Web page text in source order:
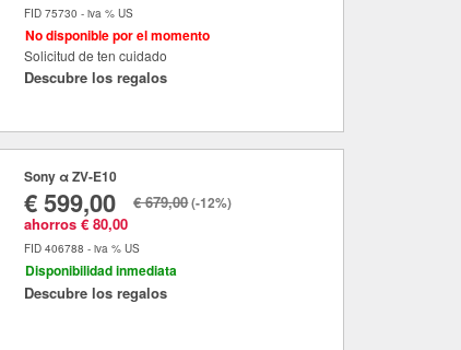
FID 75730 - iva % US
No disponible por el momento
Solicitud de ten cuidado
Descubre los regalos
Sony α ZV-E10
€ 599,00
ahorros € 80,00
€ 679,00(-12%)
FID 406788 - iva % US
Disponibilidad inmediata
Descubre los regalos